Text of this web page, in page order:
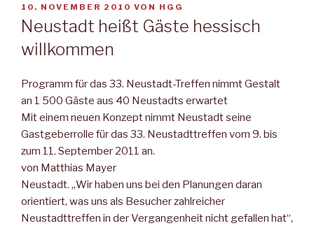
VERÖFFENTLICHT
AM
10. NOVEMBER 2010 VON HGG
Neustadt heißt Gäste hessisch
willkommen
Programm für das 33. Neustadt-Treffen nimmt Gestalt
an 1 500 Gäste aus 40 Neustadts erwartet
Mit einem neuen Konzept nimmt Neustadt seine
Gastgeberrolle für das 33. Neustadttreffen vom 9. bis
zum 11. September 2011 an.
von Matthias Mayer
Neustadt. „Wir haben uns bei den Planungen daran
orientiert, was uns als Besucher zahlreicher
Neustadttreffen in der Vergangenheit nicht gefallen hat“,